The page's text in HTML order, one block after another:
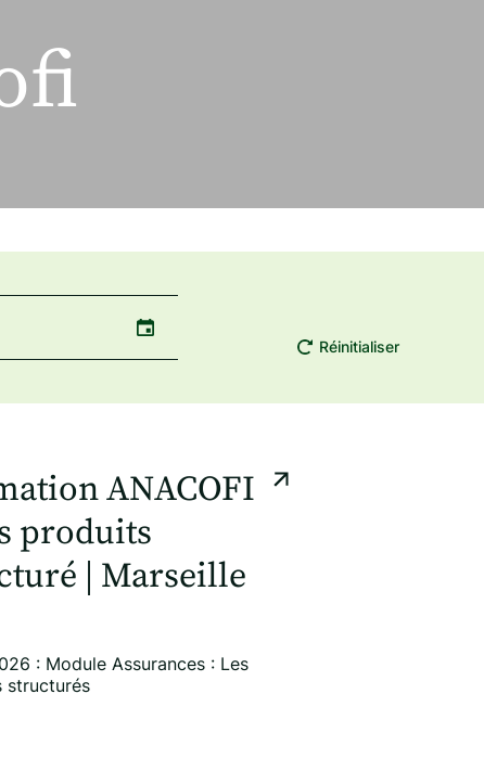
Réinitialiser
ANACOFI
produits
| Marseille
: Module Assurances : Les
structurés